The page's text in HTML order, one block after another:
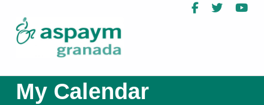
Facebook
Twitter
My Calendar